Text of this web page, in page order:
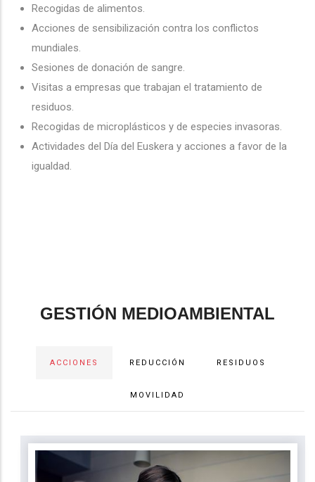
Recogidas de alimentos.
Acciones de sensibilización contra los conflictos
mundiales.
Sesiones de donación de sangre.
Visitas a empresas que trabajan el tratamiento de
residuos.
Recogidas de microplásticos y de especies invasoras.
Actividades del Día del Euskera y acciones a favor de la
igualdad.
GESTIÓN MEDIOAMBIENTAL
ACCIONES REDUCCIÓN RESIDUOS
MOVILIDAD